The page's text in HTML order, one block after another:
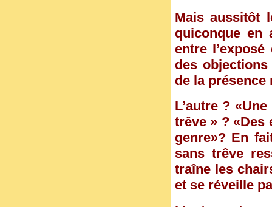
Mais aussitôt
quiconque en
entre
des
de la présence
L’autre ?
trêve » ? «Des
genre»? En
sans trêve
traîne les
et se réveille